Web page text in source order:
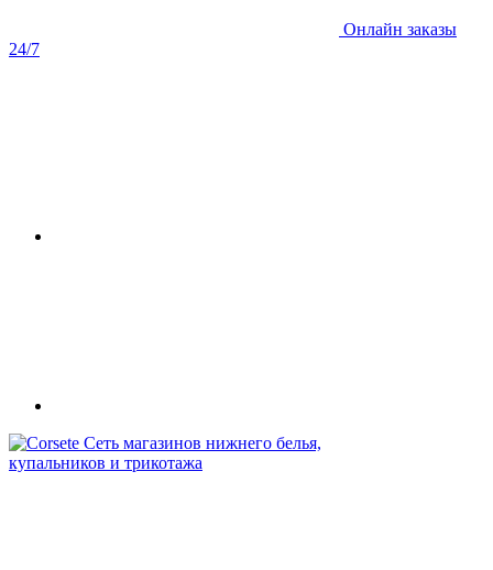
Онлайн заказы
24/7
Сеть магазинов нижнего белья,
купальников и трикотажа